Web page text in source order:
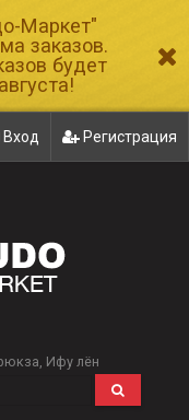
Маркет"
заказов.
будет
Вход Регистрация
Ифу лён